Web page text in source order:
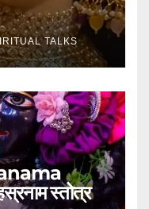
TALKS
स्तोत्र